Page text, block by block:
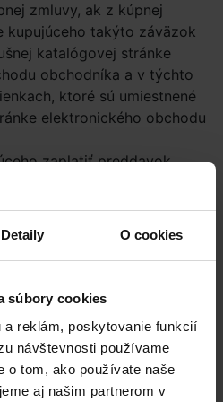
Detaily O cookies
súbory cookies
a reklám, poskytovanie funkcií
návštevnosti používame
o tom, ako používate naše
aj našim partnerom v
zmluvy, ak z kúpnej
kupujúceho takýto záväzok
katalógovej stránke
obchodníka a v týchto
ktoré sú umiestnené
elektronického obchodu
zaplatiť preddavok
zábezpeku na
vzťahujú, ak z kúpnej zmluvy
takýto záväzok
obchodníka a v týchto
ktoré sú umiestnené
elektronického obchodu
prvkami,
digitálnej služby, vrátane